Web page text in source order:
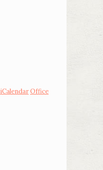
iCalendarOffice